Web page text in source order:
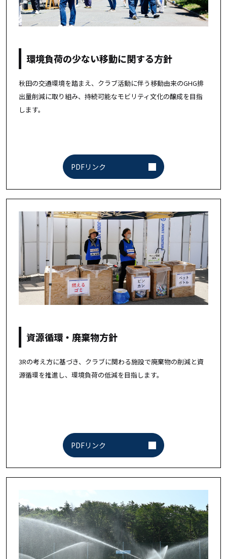
環境負荷の少ない移動に関する方針
秋田の交通環境を踏まえ、クラブ活動に伴う移動由来のGHG排
出量削減に取り組み、持続可能なモビリティ文化の醸成を目指
します。
PDFリンク
資源循環・廃棄物方針
3Rの考え方に基づき、クラブに関わる施設で廃棄物の削減と資
源循環を推進し、環境負荷の低減を目指します。
PDFリンク